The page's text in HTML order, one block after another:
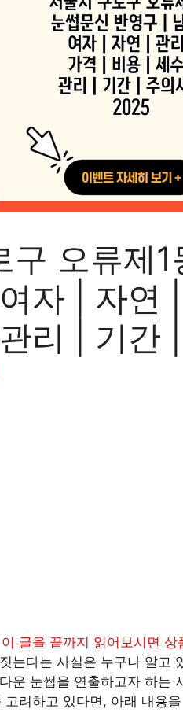
구 오류제
자 | 자연
리 | 기간
이 글을 끝까지 읽어보시면 상
는다는 사실은 누구나 알고
운 눈썹을 연출하고자 하는
려하고 있다면, 아래 내용